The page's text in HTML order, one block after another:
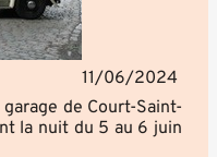
11/06/2024
de Court-Saint-
la nuit du 5 au 6 juin